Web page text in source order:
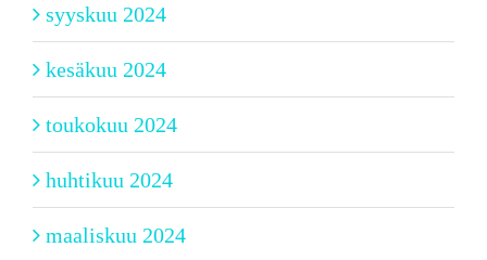
syyskuu 2024
kesäkuu 2024
toukokuu 2024
huhtikuu 2024
maaliskuu 2024